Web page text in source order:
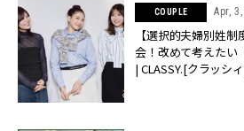
COUPLE Apr,
【選択的夫婦別姓
会！改めて考えたい
| CLASSY.[クラッシ